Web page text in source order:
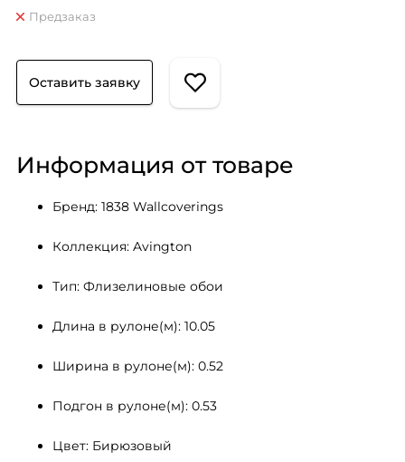
Предзаказ
Оставить заявку
Информация от товаре
Бренд: 1838 Wallcoverings
Коллекция: Avington
Тип: Флизелиновые обои
Длина в рулоне(м): 10.05
Ширина в рулоне(м): 0.52
Подгон в рулоне(м): 0.53
Цвет: Бирюзовый